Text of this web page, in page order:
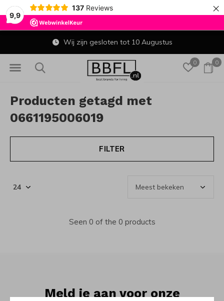
9,9
137 Reviews ×
0 0
Wij zijn gesloten tot 10 Augustus
Producten getagd met
0661195006019
FILTER
Seen 0 of the 0 products
Meld je aan voor onze